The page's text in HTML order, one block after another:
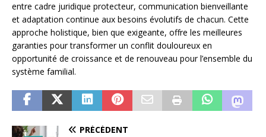
entre cadre juridique protecteur, communication bienveillante
et adaptation continue aux besoins évolutifs de chacun. Cette
approche holistique, bien que exigeante, offre les meilleures
garanties pour transformer un conflit douloureux en
opportunité de croissance et de renouveau pour l’ensemble du
système familial.
PRÉCÉDENT